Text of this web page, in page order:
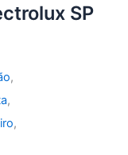
SP
,
,
,